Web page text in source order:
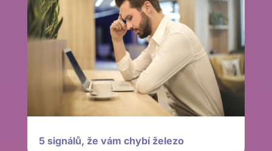
5 signálů, že vám chybí železo